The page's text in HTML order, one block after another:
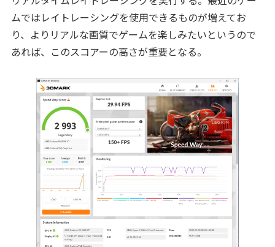
ムではレイトレーシングを使用できるものが増えてお
り、よりリアルな画質でゲームを楽しみたいというので
あれば、このスコアーの高さが重要となる。